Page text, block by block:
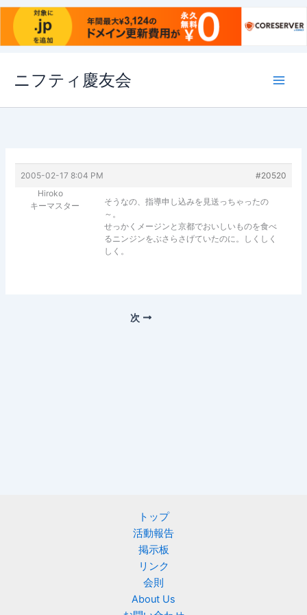
ス
ニフティ慶友会
2005-02-17 8:04 PM
#20520
Hiroko
キーマスター
そうなの、指導申し込みを見送っちゃったの
～。
せっかくメージンと京都でおいしいものを食べ
るニンジンをぶさらさげていたのに。しくしく
しく。
次
トップ
活動報告
掲示板
リンク
会則
About Us